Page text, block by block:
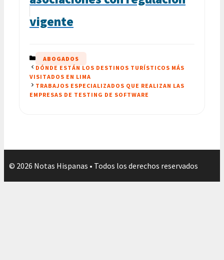
vigente
CATEGORÍAS
ABOGADOS
DÓNDE ESTÁN LOS DESTINOS TURÍSTICOS MÁS
VISITADOS EN LIMA
TRABAJOS ESPECIALIZADOS QUE REALIZAN LAS
EMPRESAS DE TESTING DE SOFTWARE
© 2026 Notas Hispanas • Todos los derechos reservados